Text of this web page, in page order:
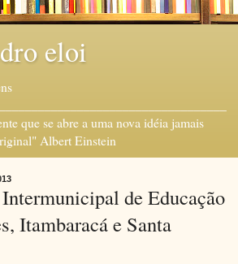
eloi
que se abre a uma nova idéia jamais
Albert Einstein
de Educação
Itambaracá e Santa